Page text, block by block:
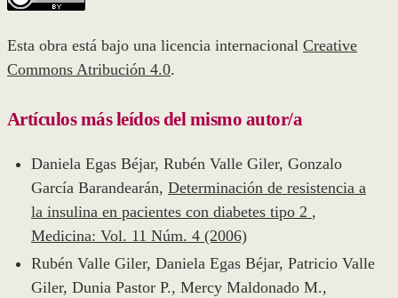
Esta obra está bajo una licencia internacional Creative
Commons Atribución 4.0.
Artículos más leídos del mismo autor/a
Daniela Egas Béjar, Rubén Valle Giler, Gonzalo
García Barandearán, Determinación de resistencia a
la insulina en pacientes con diabetes tipo 2 ,
Medicina: Vol. 11 Núm. 4 (2006)
Rubén Valle Giler, Daniela Egas Béjar, Patricio Valle
Giler, Dunia Pastor P., Mercy Maldonado M.,